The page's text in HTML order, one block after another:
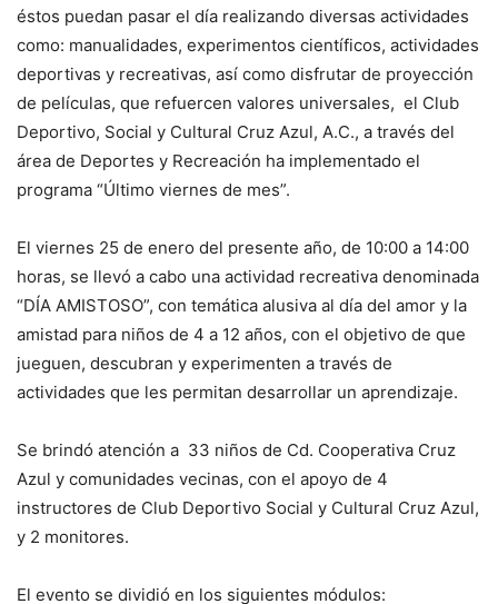
éstos puedan pasar el día realizando diversas actividades
como: manualidades, experimentos científicos, actividades
deportivas y recreativas, así como disfrutar de proyección
de películas, que refuercen valores universales, el Club
Deportivo, Social y Cultural Cruz Azul, A.C., a través del
área de Deportes y Recreación ha implementado el
programa “Último viernes de mes”.
El viernes 25 de enero del presente año, de 10:00 a 14:00
horas, se llevó a cabo una actividad recreativa denominada
“DÍA AMISTOSO”, con temática alusiva al día del amor y la
amistad para niños de 4 a 12 años, con el objetivo de que
jueguen, descubran y experimenten a través de
actividades que les permitan desarrollar un aprendizaje.
Se brindó atención a 33 niños de Cd. Cooperativa Cruz
Azul y comunidades vecinas, con el apoyo de 4
instructores de Club Deportivo Social y Cultural Cruz Azul,
y 2 monitores.
El evento se dividió en los siguientes módulos: